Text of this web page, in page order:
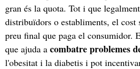
gran és la quota. Tot i que
distribuïdors o establiments, el cost
preu final que paga el consumidor.
que ajuda a combatre problemes
l'obesitat i la diabetis i pot